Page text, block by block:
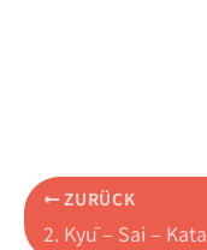
ZURÜCK
2. Kyū – Sai –